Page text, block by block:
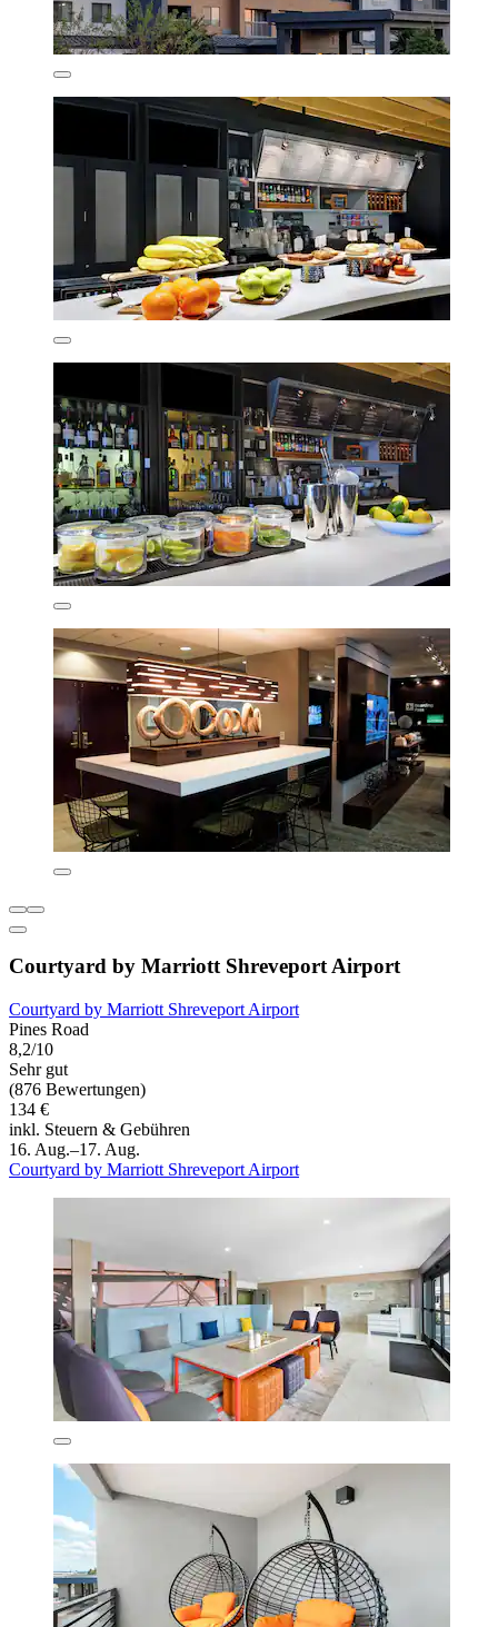
Courtyard by Marriott Shreveport Airport
Courtyard by Marriott Shreveport Airport
Pines Road
8,2/10
Sehr gut
(876 Bewertungen)
134 €
inkl. Steuern & Gebühren
16. Aug.–17. Aug.
Courtyard by Marriott Shreveport Airport